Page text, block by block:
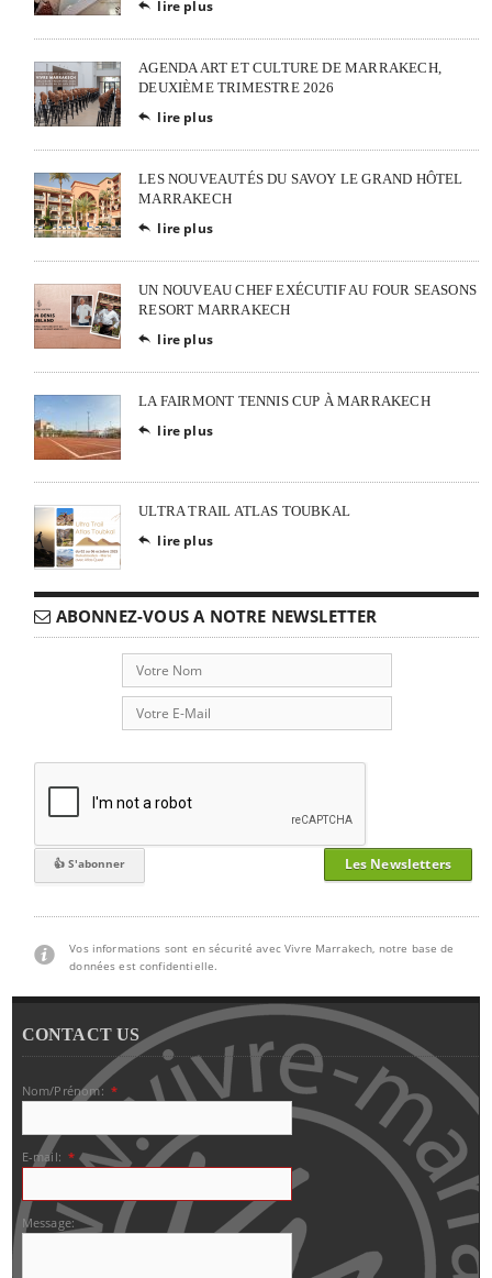
 lire plus
AGENDA ART ET CULTURE DE MARRAKECH,
DEUXIÈME TRIMESTRE 2026
 lire plus
LES NOUVEAUTÉS DU SAVOY LE GRAND HÔTEL
MARRAKECH
 lire plus
UN NOUVEAU CHEF EXÉCUTIF AU FOUR SEASONS
RESORT MARRAKECH
 lire plus
LA FAIRMONT TENNIS CUP À MARRAKECH
 lire plus
ULTRA TRAIL ATLAS TOUBKAL
 lire plus
ABONNEZ-VOUS A NOTRE NEWSLETTER
Les Newsletters
Vos informations sont en sécurité avec Vivre Marrakech, notre base de
données est confidentielle.
CONTACT US
Nom/Prénom: *
E-mail: *
Message: